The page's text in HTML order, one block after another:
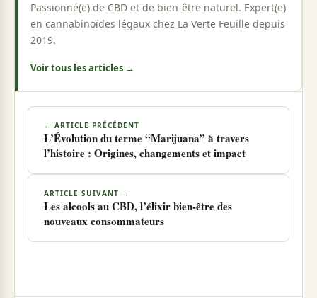
Passionné(e) de CBD et de bien-être naturel. Expert(e)
en cannabinoïdes légaux chez La Verte Feuille depuis
2019.
Voir tous les articles →
← ARTICLE PRÉCÉDENT
L’Évolution du terme “Marijuana” à travers
l’histoire : Origines, changements et impact
ARTICLE SUIVANT →
Les alcools au CBD, l’élixir bien-être des
nouveaux consommateurs